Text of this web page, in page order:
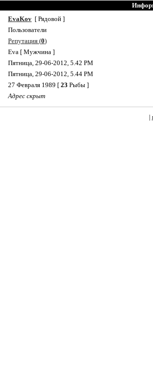
EvaKov [ Рядовой ]
Пользователи
Репутация (0)
Eva [ Мужчина ]
Пятница, 29-06-2012, 5.42 PM
Пятница, 29-06-2012, 5.44 PM
27 Февраля 1989 [ 23 Рыбы ]
Адрес скрыт
|